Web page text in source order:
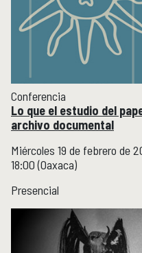
Conferencia
Lo que el estudio del
archivo documental
Miércoles 19 de febrero de
18:00 (Oaxaca)
Presencial